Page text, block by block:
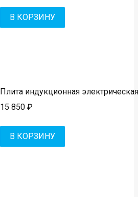
В КОРЗИНУ
Плита индукционная
15 850 ₽
В КОРЗИНУ